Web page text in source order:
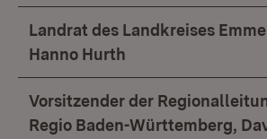
Landrat des Landkreises
Hanno Hurth
Vorsitzender der
Regio Baden-Württemberg,